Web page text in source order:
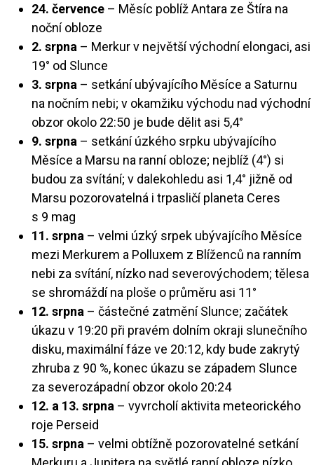
24. července – Měsíc poblíž Antara ze Štíra na
noční obloze
2. srpna – Merkur v největší východní elongaci, asi
19° od Slunce
3. srpna – setkání ubývajícího Měsíce a Saturnu
na nočním nebi; v okamžiku východu nad východní
obzor okolo 22:50 je bude dělit asi 5,4°
9. srpna – setkání úzkého srpku ubývajícího
Měsíce a Marsu na ranní obloze; nejblíž (4°) si
budou za svítání; v dalekohledu asi 1,4° jižně od
Marsu pozorovatelná i trpasličí planeta Ceres
s 9 mag
11. srpna – velmi úzký srpek ubývajícího Měsíce
mezi Merkurem a Polluxem z Blíženců na ranním
nebi za svítání, nízko nad severovýchodem; tělesa
se shromáždí na ploše o průměru asi 11°
12. srpna – částečné zatmění Slunce; začátek
úkazu v 19:20 při pravém dolním okraji slunečního
disku, maximální fáze ve 20:12, kdy bude zakrytý
zhruba z 90 %, konec úkazu se západem Slunce
za severozápadní obzor okolo 20:24
12. a 13. srpna – vyvrcholí aktivita meteorického
roje Perseid
15. srpna – velmi obtížně pozorovatelné setkání